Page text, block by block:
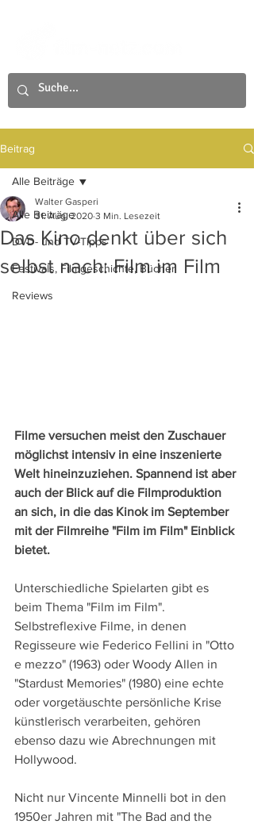
Beitrag
Alle Beiträge
DVD- und TV-Tipps
Festivals, Filmgeschichte, Bücher
Reviews
Alle Beiträge
Das Kino denkt über sich
selbst nach: Film im Film
Walter Gasperi
31. Aug. 2020 3 Min. Lesezeit
Filme versuchen meist den Zuschauer
möglichst intensiv in eine inszenierte
Welt hineinzuziehen. Spannend ist aber
auch der Blick auf die Filmproduktion
an sich, in die das Kinok im September
mit der Filmreihe "Film im Film" Einblick
bietet.
Unterschiedliche Spielarten gibt es
beim Thema "Film im Film".
Selbstreflexive Filme, in denen
Regisseure wie Federico Fellini in "Otto
e mezzo" (1963) oder Woody Allen in
"Stardust Memories" (1980) eine echte
oder vorgetäuschte persönliche Krise
künstlerisch verarbeiten, gehören
ebenso dazu wie Abrechnungen mit
Hollywood.
Nicht nur Vincente Minnelli bot in den
1950er Jahren mit "The Bad and the